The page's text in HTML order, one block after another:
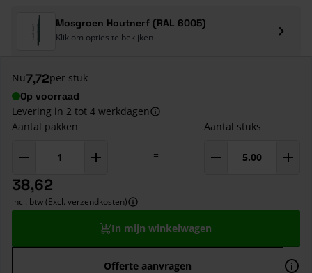
Mosgroen Houtnerf (RAL 6005)
Klik om opties te bekijken
Nu7,72per stuk
Op voorraad
Levering in 2 tot 4 werkdagen
Aantal pakken
=
Aantal stuks
38,62
incl. btw (Excl. verzendkosten)
In mijn winkelwagen
Offerte aanvragen